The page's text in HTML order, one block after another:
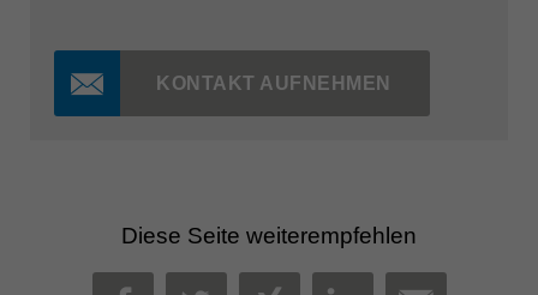
KONTAKT AUFNEHMEN
Diese Seite weiterempfehlen